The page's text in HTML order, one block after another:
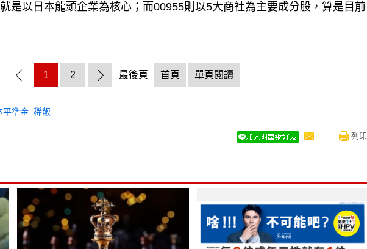
是以日本龍頭企業為核心；而00955則以5大商社為主要成分股，算是目前
1 2 最後頁 首頁 單頁閱讀
平準金 稀飯
列印